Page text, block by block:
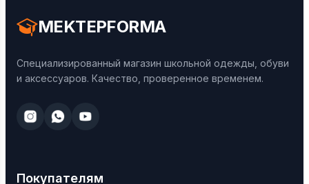
MEKTEPFORMA
Специализированный магазин школьной одежды, обуви
и аксессуаров. Качество, проверенное временем.
Покупателям